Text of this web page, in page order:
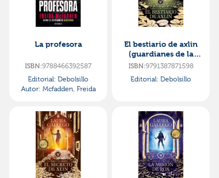
La profesora
ISBN:9788466392587
Editorial: Debolsillo
Autor: Mcfadden, Freida
El bestiario de axlin
(guardianes de la
ciudadela 1)
ISBN:9791387871598
Editorial: Debolsillo